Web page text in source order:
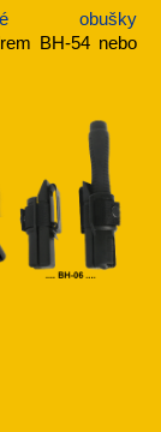
obušky
BH-54 nebo